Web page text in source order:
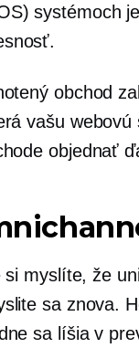
systémoch
obchod
vašu
objednať
si myslíte, že
sa znova.
sa líšia v